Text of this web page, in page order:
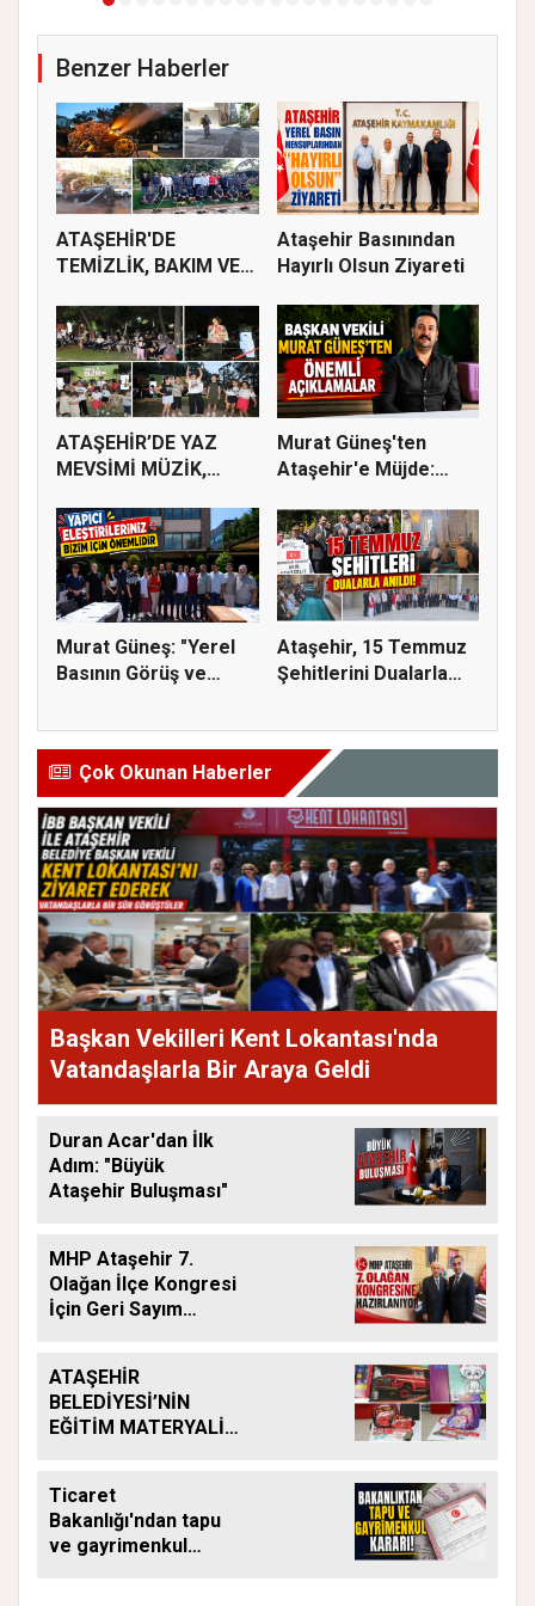
Benzer Haberler
ATAŞEHİR'DE
TEMİZLİK, BAKIM VE
Ataşehir Basınından
Hayırlı Olsun Ziyareti
ATAŞEHİR’DE YAZ
MEVSİMİ MÜZİK,
Murat Güneş'ten
Ataşehir'e Müjde:
Murat Güneş: "Yerel
Basının Görüş ve
Ataşehir, 15 Temmuz
Şehitlerini Dualarla
Çok Okunan Haberler
Başkan Vekilleri Kent Lokantası'nda
Vatandaşlarla Bir Araya Geldi
Duran Acar'dan İlk
Adım: "Büyük
Ataşehir Buluşması"
MHP Ataşehir 7.
Olağan İlçe Kongresi
İçin Geri Sayım
ATAŞEHİR
BELEDİYESİ’NİN
EĞİTİM MATERYALİ
SÜRÜYOR
Ticaret
Bakanlığı'ndan tapu
ve gayrimenkul